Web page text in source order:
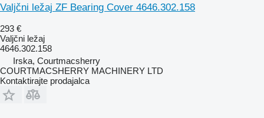
Valjčni ležaj ZF Bearing Cover 4646.302.158
293 €
Valjčni ležaj
4646.302.158
Irska, Courtmacsherry
COURTMACSHERRY MACHINERY LTD
Kontaktirajte prodajalca